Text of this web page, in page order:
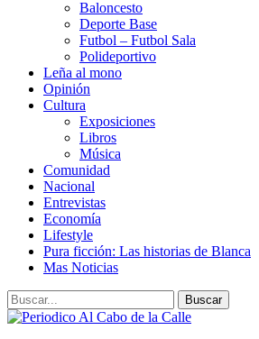
Baloncesto
Deporte Base
Futbol – Futbol Sala
Polideportivo
Leña al mono
Opinión
Cultura
Exposiciones
Libros
Música
Comunidad
Nacional
Entrevistas
Economía
Lifestyle
Pura ficción: Las historias de Blanca
Mas Noticias